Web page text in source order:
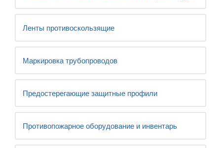
Ленты противоскользящие
Маркировка трубопроводов
Предостерегающие защитные профили
Противопожарное оборудование и инвентарь